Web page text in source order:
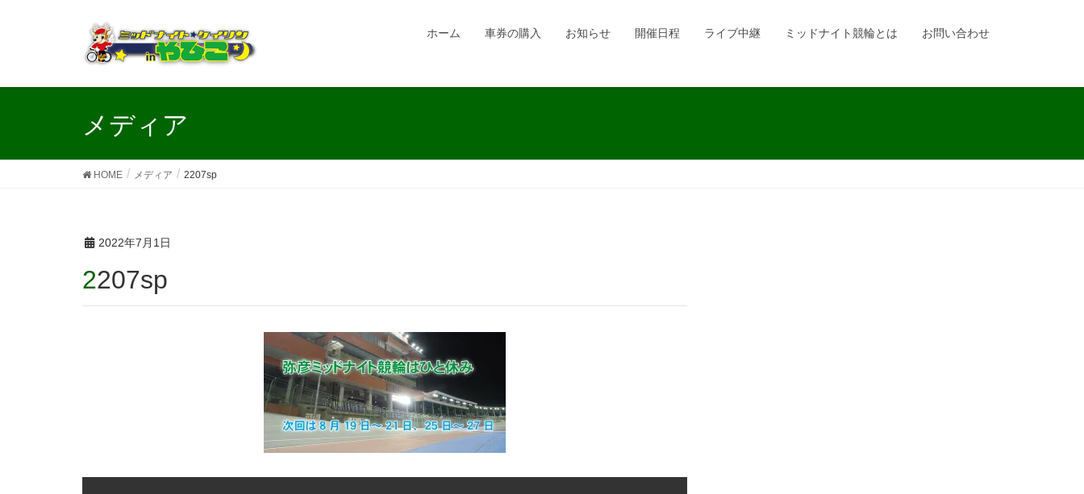
ホーム 車券の購入 お知らせ 開催日程 ライブ中継 ミッドナイト競輪とは お問い合わせ
メディア
HOME メディア 2207sp
2022年7月1日
2207sp